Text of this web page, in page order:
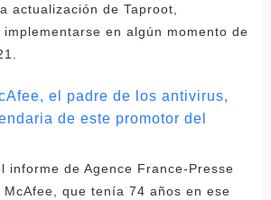
actualización de Taproot,
en algún momento de
el padre de los antivirus,
de este promotor del
informe de Agence France-Presse
que tenía 74 años en ese